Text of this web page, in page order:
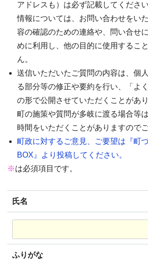
アドレスも）は必ず記載してくださ
情報については、お問い合わせをい
容の確認のための連絡や、問い合せ
めに利用し、他の目的に使用するこ
ん。
送信いただいたご質問の内容は、個
る部分等の修正や要約を行い、「よ
の形で公開させていただくことがあり
町の施策や質問が多岐に渡る場合等
時間をいただくことがありますので
町政に対するご意見、ご要望は『町
BOX』より投稿してください。
※は必須項目です。
氏名
ふりがな